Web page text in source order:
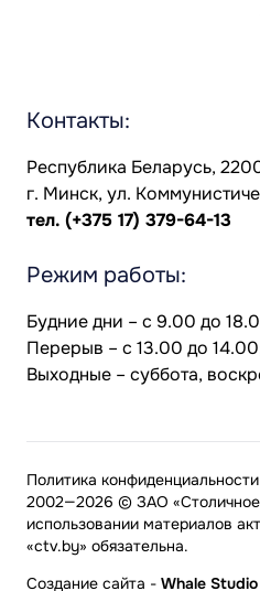
Контакты:
Республика Беларусь,
г. Минск, ул.
тел. (+375 17) 379-64-13
Режим работы:
Будние дни – с 9.00 до
Перерыв – с 13.00 до
Выходные – суббота,
2002—2026 © ЗАО
использовании материалов
«ctv.by» обязательна.
Политика конфиденциальности
Создание сайта - Whale Studio